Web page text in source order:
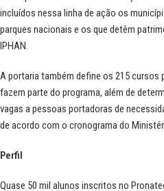
incluídos nessa linha de ação os
parques nacionais e os que detêm
IPHAN.
A portaria também define os 215
fazem parte do programa, além de
vagas a pessoas portadoras de
de acordo com o cronograma do
Perfil
Quase 50 mil alunos inscritos no